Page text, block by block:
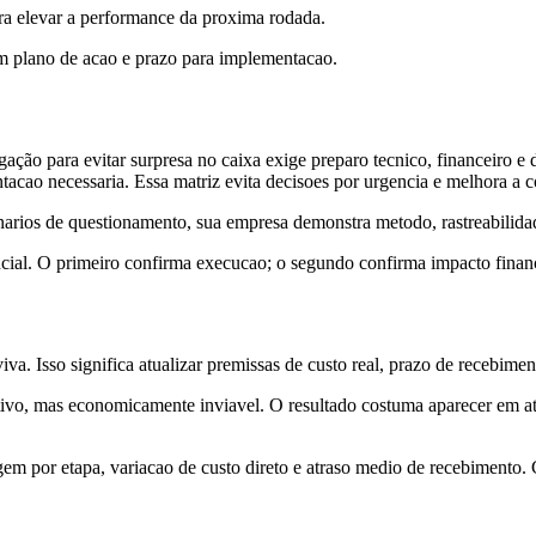
elevar a performance da proxima rodada.
de acao e prazo para implementacao.
para evitar surpresa no caixa exige preparo tecnico, financeiro
necessaria. Essa matriz evita decisoes por urgencia e melhora a
de questionamento, sua empresa demonstra metodo,
O primeiro confirma execucao; o segundo confirma impacto
Isso significa atualizar premissas de custo real, prazo de
mas economicamente inviavel. O resultado costuma aparecer
por etapa, variacao de custo direto e atraso medio de